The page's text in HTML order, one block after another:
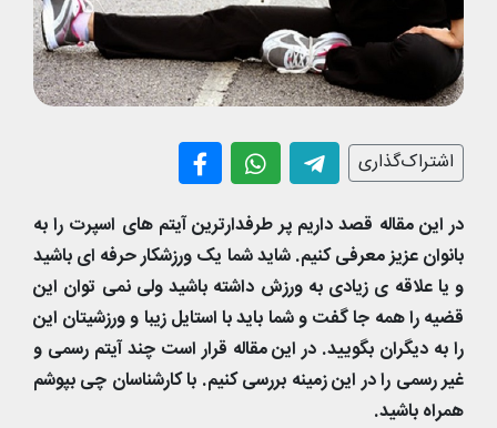
اشتراک‌گذاری
در این مقاله قصد داریم پر طرفدارترین آیتم های اسپرت را به
بانوان عزیز معرفی کنیم. شاید شما یک ورزشکار حرفه ای باشید
و یا علاقه ی زیادی به ورزش داشته باشید ولی نمی توان این
قضیه را همه جا گفت و شما باید با استایل زیبا و ورزشیتان این
را به دیگران بگویید. در این مقاله قرار است چند آیتم رسمی و
غیر رسمی را در این زمینه بررسی کنیم. با کارشناسان چی بپوشم
همراه باشید.